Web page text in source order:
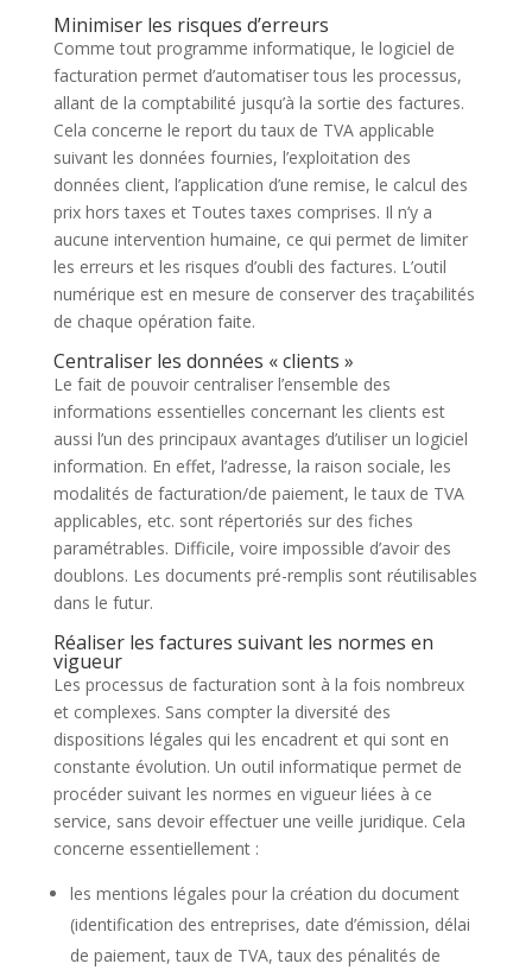
Minimiser les risques d’erreurs
Comme tout programme informatique, le logiciel de
facturation permet d’automatiser tous les processus,
allant de la comptabilité jusqu’à la sortie des factures.
Cela concerne le report du taux de TVA applicable
suivant les données fournies, l’exploitation des
données client, l’application d’une remise, le calcul des
prix hors taxes et Toutes taxes comprises. Il n’y a
aucune intervention humaine, ce qui permet de limiter
les erreurs et les risques d’oubli des factures. L’outil
numérique est en mesure de conserver des traçabilités
de chaque opération faite.
Centraliser les données « clients »
Le fait de pouvoir centraliser l’ensemble des
informations essentielles concernant les clients est
aussi l’un des principaux avantages d’utiliser un logiciel
information. En effet, l’adresse, la raison sociale, les
modalités de facturation/de paiement, le taux de TVA
applicables, etc. sont répertoriés sur des fiches
paramétrables. Difficile, voire impossible d’avoir des
doublons. Les documents pré-remplis sont réutilisables
dans le futur.
Réaliser les factures suivant les normes en
vigueur
Les processus de facturation sont à la fois nombreux
et complexes. Sans compter la diversité des
dispositions légales qui les encadrent et qui sont en
constante évolution. Un outil informatique permet de
procéder suivant les normes en vigueur liées à ce
service, sans devoir effectuer une veille juridique. Cela
concerne essentiellement :
les mentions légales pour la création du document
(identification des entreprises, date d’émission, délai
de paiement, taux de TVA, taux des pénalités de